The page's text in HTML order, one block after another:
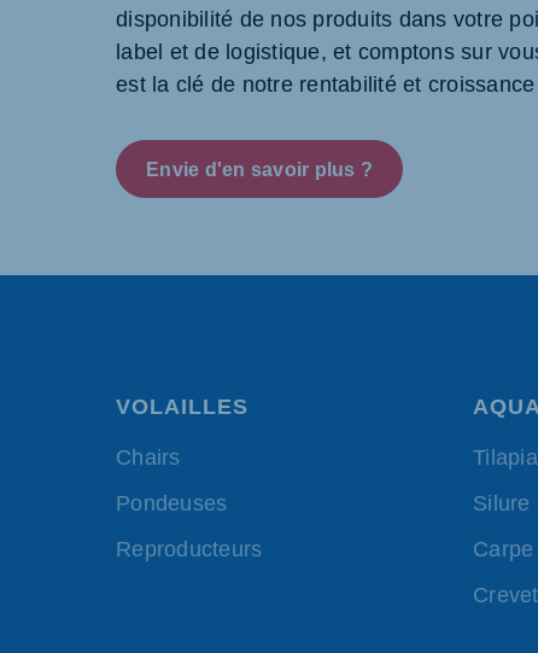
disponibilité de nos produits dans votre
label et de logistique, et comptons sur
est la clé de notre rentabilité et
Envie d'en savoir plus ?
VOLAILLES
Chairs
Pondeuses
Reproducteurs
Tilapia
Silure
Carpe